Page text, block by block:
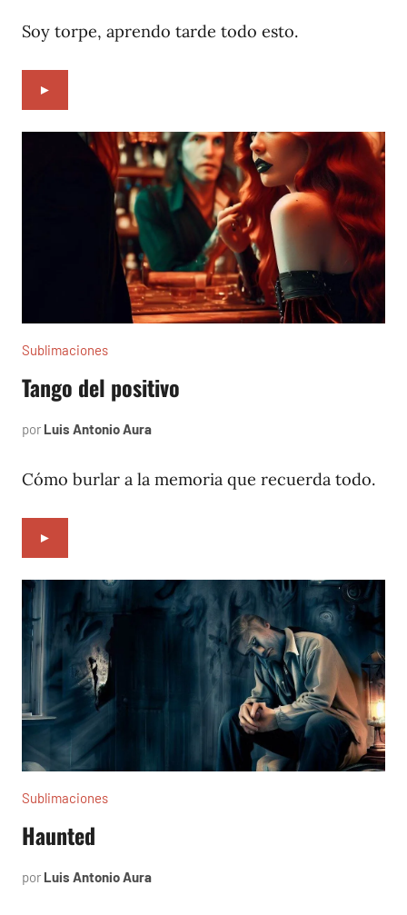
2022
Soy torpe, aprendo tarde todo esto.
►
Sublimaciones
Tango del positivo
por Luis Antonio Aura
2022
Cómo burlar a la memoria que recuerda todo.
►
Sublimaciones
Haunted
por Luis Antonio Aura